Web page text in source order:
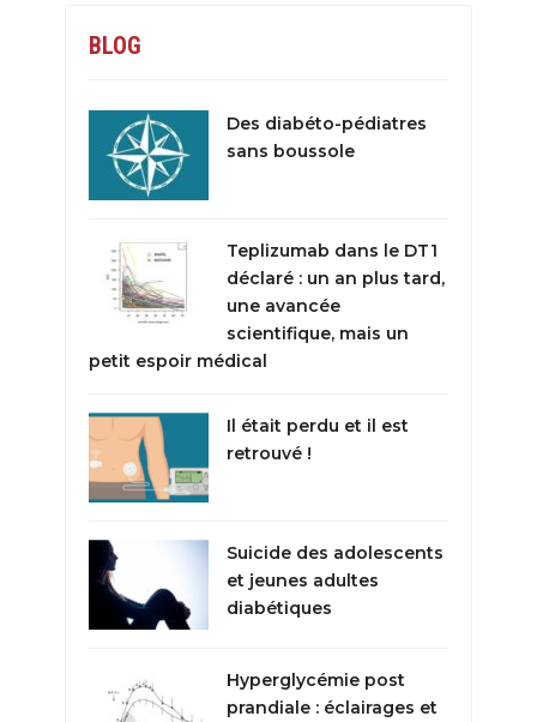
BLOG
Des diabéto-pédiatres
sans boussole
Teplizumab dans le DT1
déclaré : un an plus tard,
une avancée
scientifique, mais un
petit espoir médical
Il était perdu et il est
retrouvé !
Suicide des adolescents
et jeunes adultes
diabétiques
Hyperglycémie post
prandiale : éclairages et